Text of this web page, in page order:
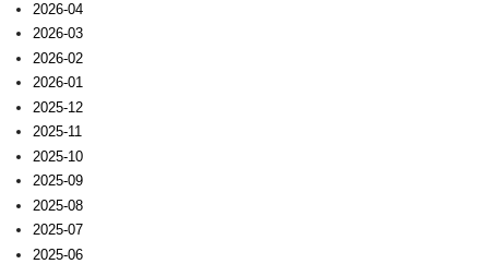
2026-04
2026-03
2026-02
2026-01
2025-12
2025-11
2025-10
2025-09
2025-08
2025-07
2025-06